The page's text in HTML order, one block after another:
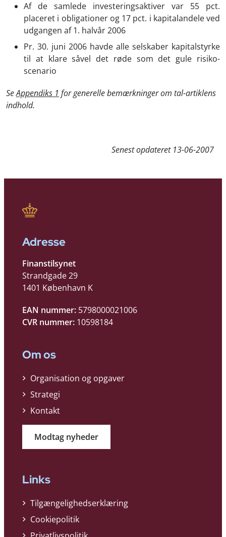
Af de samlede investeringsaktiver var 55 pct.
placeret i obligationer og 17 pct. i kapitalandele ved
udgangen af 1. halvår 2006
Pr. 30. juni 2006 havde alle selskaber kapitalstyrke
til at klare såvel det røde som det gule risiko-
scenario
SeAppendiks 1 for generelle bemærkninger om tal-artiklens
indhold.
Senest opdateret 13-06-2007
Adresse
Finanstilsynet
Strandgade 29
1401 København K
EAN nummer: 5798000021006
CVR nummer: 10598184
Om os
Organisation og opgaver
Strategi
Kontakt
Modtag nyheder
Links
Tilgængelighedserklæring
Cookiepolitik